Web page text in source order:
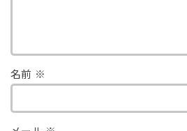
名前 ※